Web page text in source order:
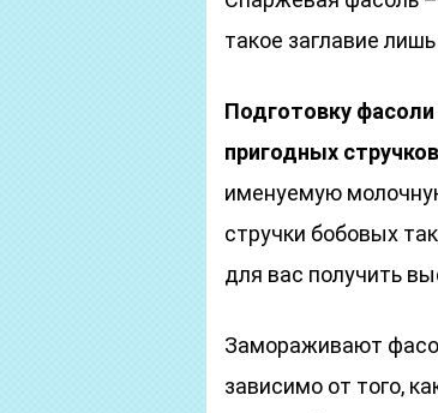
такое заглавие
Подготовку
пригодных
именуемую
стручки бобовых
для вас получить
Замораживают
зависимо от того,